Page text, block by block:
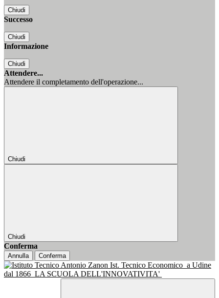
Chiudi
Successo
Chiudi
Informazione
Chiudi
Attendere...
Attendere il completamento dell'operazione...
Chiudi
Chiudi
Conferma
Annulla Conferma
Ist. Tecnico Economico a Udine
dal 1866 LA SCUOLA DELL'INNOVATIVITA'